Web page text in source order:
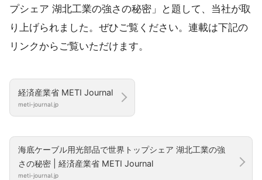
プシェア 湖北工業の強さの秘密」と題して、当社が取
り上げられました。ぜひご覧ください。連載は下記の
リンクからご覧いただけます。
経済産業省 METI Journal
meti-journal.jp
海底ケーブル用光部品で世界トップシェア 湖北工業の強
さの秘密 | 経済産業省 METI Journal
meti-journal.jp